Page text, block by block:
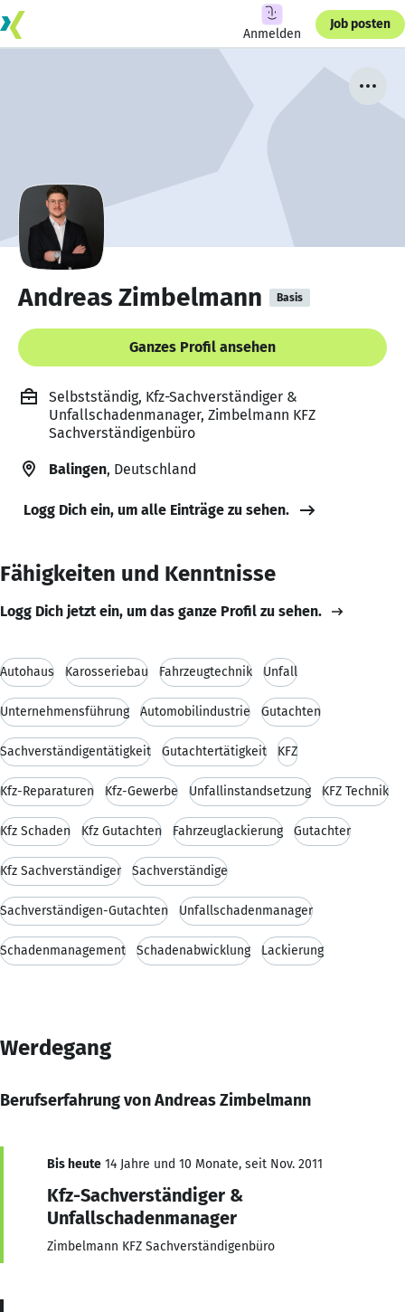
Anmelden
Job posten
Andreas Zimbelmann Basis
Ganzes Profil ansehen
Selbstständig, Kfz-Sachverständiger &
Unfallschadenmanager, Zimbelmann KFZ
Sachverständigenbüro
Balingen, Deutschland
Logg Dich ein, um alle Einträge zu sehen.
Fähigkeiten und Kenntnisse
Logg Dich jetzt ein, um das ganze Profil zu sehen.
Autohaus Karosseriebau Fahrzeugtechnik Unfall
Unternehmensführung Automobilindustrie Gutachten
Sachverständigentätigkeit Gutachtertätigkeit KFZ
Kfz-Reparaturen Kfz-Gewerbe Unfallinstandsetzung KFZ Technik
Kfz Schaden Kfz Gutachten Fahrzeuglackierung Gutachter
Kfz Sachverständiger Sachverständige
Sachverständigen-Gutachten Unfallschadenmanager
Schadenmanagement Schadenabwicklung Lackierung
Werdegang
Berufserfahrung von Andreas Zimbelmann
Bis heute 14 Jahre und 10 Monate, seit Nov. 2011
Kfz-Sachverständiger &
Unfallschadenmanager
Zimbelmann KFZ Sachverständigenbüro